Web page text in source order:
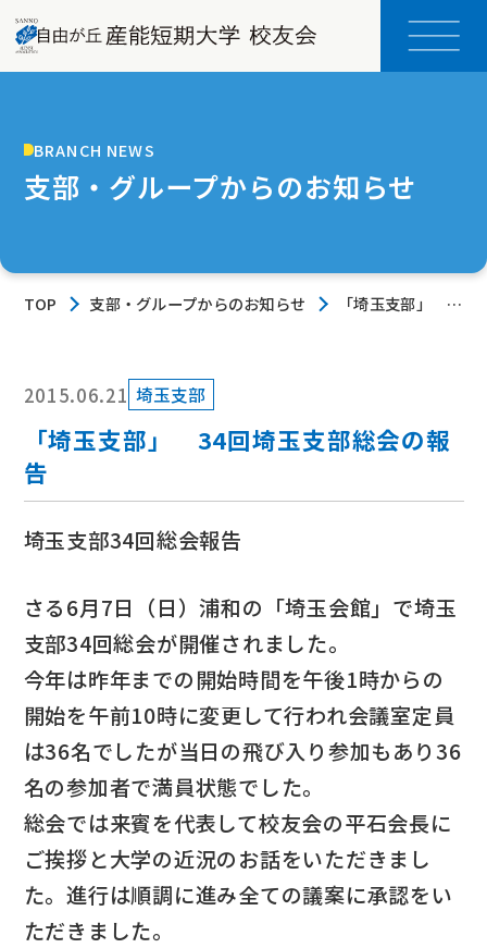
BRANCH NEWS
支部・グループからのお知らせ
TOP 支部・グループからのお知らせ
「埼玉支部」
2015.06.21 埼玉支部
「埼玉支部」 34回埼玉支部総会の報
告
埼玉支部34回総会報告
さる6月7日（日）浦和の「埼玉会館」で埼玉
支部34回総会が開催されました。
今年は昨年までの開始時間を午後1時からの
開始を午前10時に変更して行われ会議室定員
は36名でしたが当日の飛び入り参加もあり36
名の参加者で満員状態でした。
総会では来賓を代表して校友会の平石会長に
ご挨拶と大学の近況のお話をいただきまし
た。進行は順調に進み全ての議案に承認をい
ただきました。